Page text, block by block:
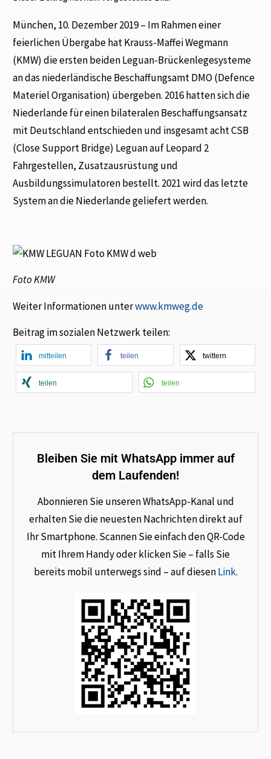
München, 10. Dezember 2019 – Im Rahmen einer
feierlichen Übergabe hat Krauss-Maffei Wegmann
(KMW) die ersten beiden Leguan-Brückenlegesysteme
an das niederländische Beschaffungsamt DMO (Defence
Materiel Organisation) übergeben. 2016 hatten sich die
Niederlande für einen bilateralen Beschaffungsansatz
mit Deutschland entschieden und insgesamt acht CSB
(Close Support Bridge) Leguan auf Leopard 2
Fahrgestellen, Zusatzausrüstung und
Ausbildungssimulatoren bestellt. 2021 wird das letzte
System an die Niederlande geliefert werden.
Foto KMW
Weiter Informationen unterwww.kmweg.de
Beitrag im sozialen Netzwerk teilen:
mitteilen teilen twittern
teilen teilen
Bleiben Sie mit WhatsApp immer auf
dem Laufenden!
Abonnieren Sie unseren WhatsApp-Kanal und
erhalten Sie die neuesten Nachrichten direkt auf
Ihr Smartphone. Scannen Sie einfach den QR-Code
mit Ihrem Handy oder klicken Sie – falls Sie
bereits mobil unterwegs sind – auf diesenLink.